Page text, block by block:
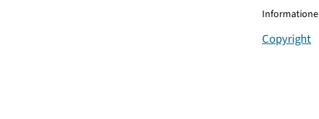
Copyright